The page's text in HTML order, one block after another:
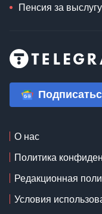
Пенсия за
О нас
Политика
Редакционная
Условия